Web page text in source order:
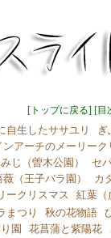
[ トップに戻る] [目
自生したササユリ
ンアーチのメーリーク
じ（曽木公園）
セ
薇（王子バラ園）
カ
ークリスマス
紅葉（
まつり 秋の花物語
園
花菖蒲と紫陽花